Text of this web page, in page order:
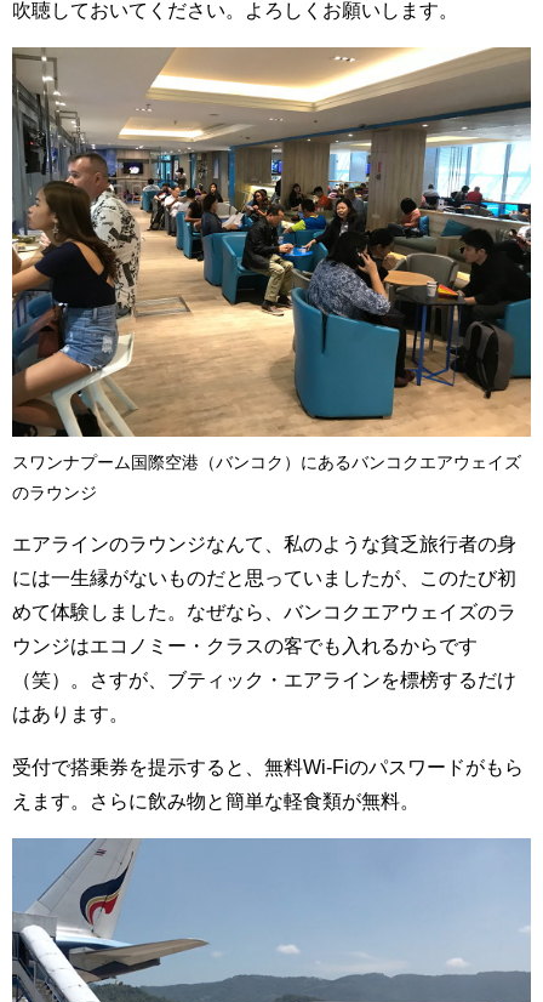
吹聴しておいてください。よろしくお願いします。
スワンナプーム国際空港（バンコク）にあるバンコクエアウェイズ
のラウンジ
エアラインのラウンジなんて、私のような貧乏旅行者の身
には一生縁がないものだと思っていましたが、このたび初
めて体験しました。なぜなら、バンコクエアウェイズのラ
ウンジはエコノミー・クラスの客でも入れるからです
（笑）。さすが、ブティック・エアラインを標榜するだけ
はあります。
受付で搭乗券を提示すると、無料Wi-Fiのパスワードがもら
えます。さらに飲み物と簡単な軽食類が無料。